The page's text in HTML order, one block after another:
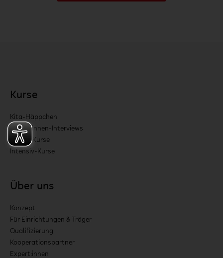
Kurse
Kita-Häppchen
Expert:innen-Interviews
Praxis-Kurse
Intensiv-Kurse
Über uns
Konzept
Für Einrichtungen & Träger
Qualifizierung
Kooperationspartner
Expert:innen